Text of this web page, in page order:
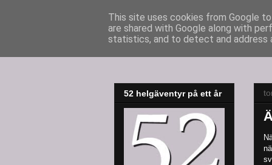
52adventures
52 helgäventyr på ett år
This site uses cookies from Google
are shared with Google along with
statistics, and to detect and address